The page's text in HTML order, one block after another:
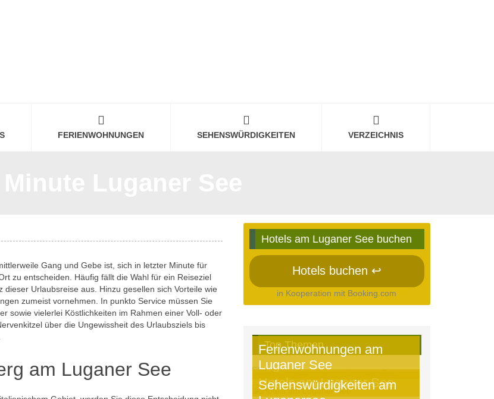
FERIENWOHNUNGEN SEHENSWÜRDIGKEITEN VERZEICHNIS
Gang und Gebe ist, sich in letzter Minute für
zu entscheiden. Häufig fällt die Wahl für ein Reiseziel
Urlaubsreise aus. Hinzu gesellen sich Vorteile wie
zumeist vornehmen. In punkto Service müssen Sie
sowie vielerlei Köstlichkeiten im Rahmen einer Voll- oder
über die Ungewissheit des Urlaubsziels bis
am Luganer See
Hotels am Luganer See buchen
Hotels buchen ↩
in Kooperation mit Booking.com
Top Themen
Ferienwohnungen am
Luganer See
Hotels am Luganer See
Sehenswürdigkeiten am